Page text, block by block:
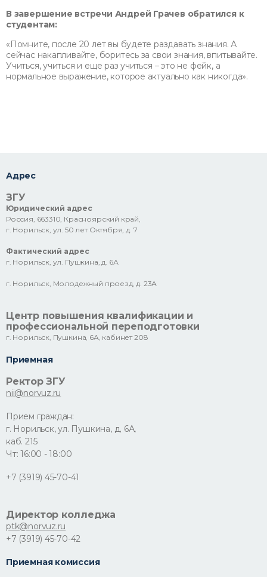
В завершение встречи Андрей Грачев обратился к
студентам:
«Помните, после 20 лет вы будете раздавать знания. А
сейчас накапливайте, боритесь за свои знания, впитывайте.
Учиться, учиться и еще раз учиться – это не фейк, а
нормальное выражение, которое актуально как никогда».
Адрес
ЗГУ
Юридический адрес
Россия, 663310, Красноярский край,
г. Норильск, ул. 50 лет Октября, д. 7
Фактический адрес
г. Норильск, ул. Пушкина, д. 6А
г. Норильск, Молодежный проезд, д. 23А
Центр повышения квалификации и
профессиональной переподготовки
г. Норильск, Пушкина, 6А, кабинет 208
Приемная
Ректор ЗГУ
nii@norvuz.ru
Прием граждан:
г. Норильск, ул. Пушкина, д. 6А,
каб. 215
Чт: 16:00 - 18:00
+7 (3919) 45-70-41
Директор колледжа
ptk@norvuz.ru
+7 (3919) 45-70-42
Приемная комиссия